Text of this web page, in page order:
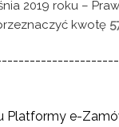
2019 roku –
kwotę
Platformy e-